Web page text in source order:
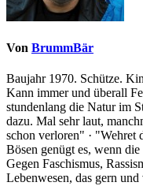
Von BrummBär
Baujahr 1970. Schütze.
Kann immer und überall
stundenlang die Natur im
dazu. Mal sehr laut,
schon verloren" · "Wehret
Bösen genügt es, wenn
Gegen Faschismus,
Lebenwesen, das gern